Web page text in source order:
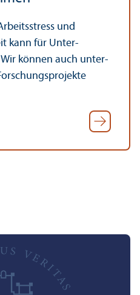
und
kann für Unter­
können auch unter­